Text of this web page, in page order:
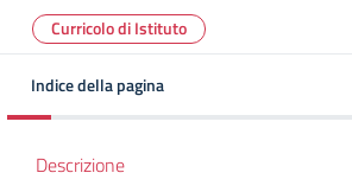
Curricolo di Istituto
Indice della pagina
Descrizione